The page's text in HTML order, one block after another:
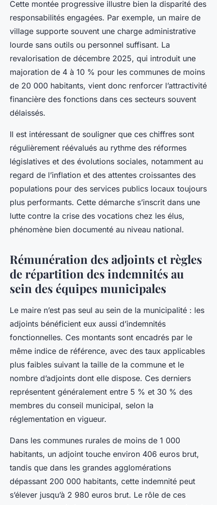
Cette montée progressive illustre bien la disparité des
responsabilités engagées. Par exemple, un maire de
village supporte souvent une charge administrative
lourde sans outils ou personnel suffisant. La
revalorisation de décembre 2025, qui introduit une
majoration de 4 à 10 % pour les communes de moins
de 20 000 habitants, vient donc renforcer l’attractivité
financière des fonctions dans ces secteurs souvent
délaissés.
Il est intéressant de souligner que ces chiffres sont
régulièrement réévalués au rythme des réformes
législatives et des évolutions sociales, notamment au
regard de l’inflation et des attentes croissantes des
populations pour des services publics locaux toujours
plus performants. Cette démarche s’inscrit dans une
lutte contre la crise des vocations chez les élus,
phénomène bien documenté au niveau national.
Rémunération des adjoints et règles
de répartition des indemnités au
sein des équipes municipales
Le maire n’est pas seul au sein de la municipalité : les
adjoints bénéficient eux aussi d’indemnités
fonctionnelles. Ces montants sont encadrés par le
même indice de référence, avec des taux applicables
plus faibles suivant la taille de la commune et le
nombre d’adjoints dont elle dispose. Ces derniers
représentent généralement entre 5 % et 30 % des
membres du conseil municipal, selon la
réglementation en vigueur.
Dans les communes rurales de moins de 1 000
habitants, un adjoint touche environ 406 euros brut,
tandis que dans les grandes agglomérations
dépassant 200 000 habitants, cette indemnité peut
s’élever jusqu’à 2 980 euros brut. Le rôle de ces